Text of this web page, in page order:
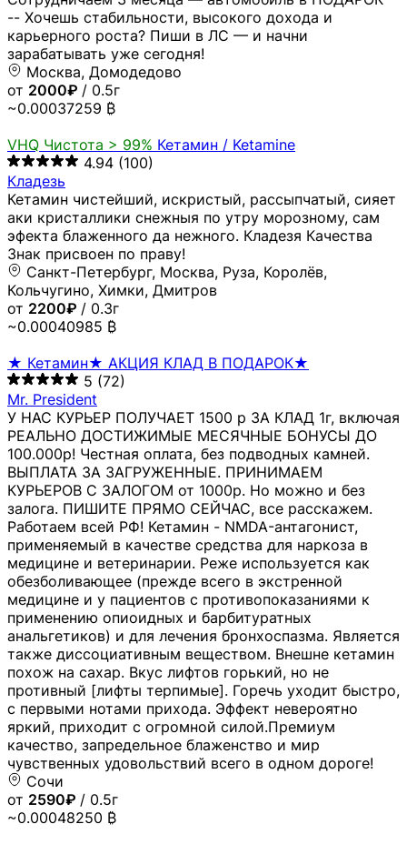
-- Хочешь стабильности, высокого дохода и
карьерного роста? Пиши в ЛС — и начни
зарабатывать уже сегодня!
Москва, Домодедово
от 2000₽ / 0.5г
~0.00037259 ₿
VHQ Чистота > 99% Кетамин / Ketamine
4.94 (100)
Кладезь
Кетамин чистейший, искристый, рассыпчатый, сияет
аки кристаллики снежныя по утру морозному, сам
эфекта блаженного да нежного. Кладезя Качества
Знак присвоен по праву!
Санкт-Петербург, Москва, Руза, Королёв,
Кольчугино, Химки, Дмитров
от 2200₽ / 0.3г
~0.00040985 ₿
★ Кетамин★ АКЦИЯ КЛАД В ПОДАРОК★
5 (72)
Mr. President
У НАС КУРЬЕР ПОЛУЧАЕТ 1500 р ЗА КЛАД 1г, включая
РЕАЛЬНО ДОСТИЖИМЫЕ МЕСЯЧНЫЕ БОНУСЫ ДО
100.000р! Честная оплата, без подводных камней.
ВЫПЛАТА ЗА ЗАГРУЖЕННЫЕ. ПРИНИМАЕМ
КУРЬЕРОВ С ЗАЛОГОМ от 1000р. Но можно и без
залога. ПИШИТЕ ПРЯМО СЕЙЧАС, все расскажем.
Работаем всей РФ! Кетамин - NMDA-антагонист,
применяемый в качестве средства для наркоза в
медицине и ветеринарии. Реже используется как
обезболивающее (прежде всего в экстренной
медицине и у пациентов с противопоказаниями к
применению опиоидных и барбитуратных
анальгетиков) и для лечения бронхоспазма. Является
также диссоциативным веществом. Внешне кетамин
похож на сахар. Вкус лифтов горький, но не
противный [лифты терпимые]. Горечь уходит быстро,
с первыми нотами прихода. Эффект невероятно
яркий, приходит с огромной силой.Премиум
качество, запредельное блаженство и мир
чувственных удовольствий всего в одном дороге!
Сочи
от 2590₽ / 0.5г
~0.00048250 ₿